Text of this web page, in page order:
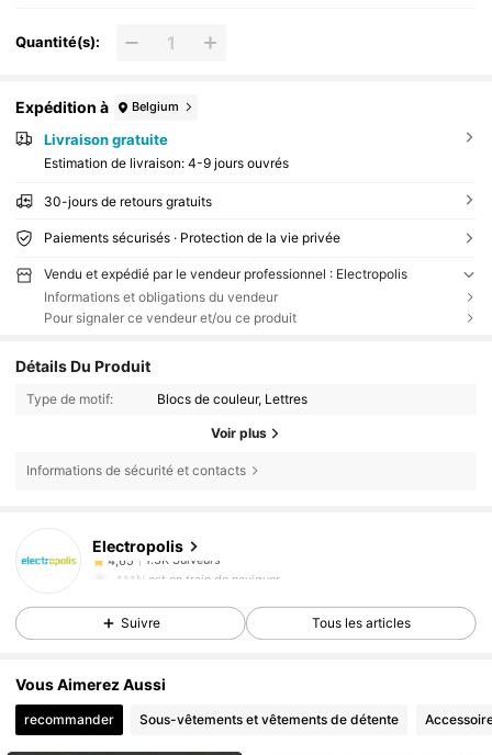
Quantité(s):
Expédition à Belgium
Livraison gratuite
Estimation de livraison: 4-9 jours ouvrés
30-jours de retours gratuits
Paiements sécurisés · Protection de la vie privée
Vendu et expédié par le vendeur professionnel : Electropolis
Informations et obligations du vendeur
Pour signaler ce vendeur et/ou ce produit
Détails Du Produit
Type de motif: Blocs de couleur, Lettres
Voir plus
Informations de sécurité et contacts
Electropolis
4,65
1.3K Suiveurs
.***N
4,65 1.3K Suiveurs
4,65
Suivre Tous les articles
Vous Aimerez Aussi
recommander Sous-vêtements et vêtements de détente